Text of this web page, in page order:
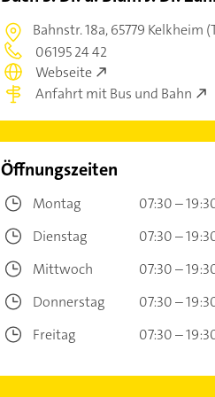
Bahnstr. 18a,65779 Kelkheim
06195 24 42
Webseite
Anfahrt mit Bus und Bahn
Öffnungszeiten
Montag
07:30 –
Dienstag
07:30 –
Mittwoch
07:30 –
Donnerstag
07:30 –
Freitag
07:30 –